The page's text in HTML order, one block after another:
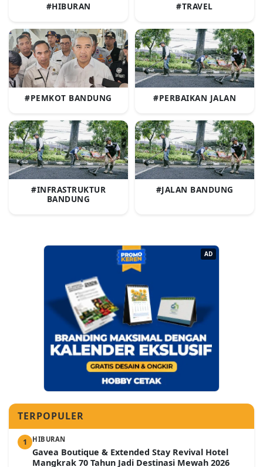
#HIBURAN #TRAVEL
#PEMKOT BANDUNG #PERBAIKAN JALAN
#INFRASTRUKTUR
BANDUNG
#JALAN BANDUNG
AD
TERPOPULER
1 HIBURAN
Gavea Boutique & Extended Stay Revival Hotel
Mangkrak 70 Tahun Jadi Destinasi Mewah 2026